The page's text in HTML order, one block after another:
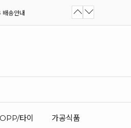
(레드) / 네모레드...
OPP/타이 가공식품